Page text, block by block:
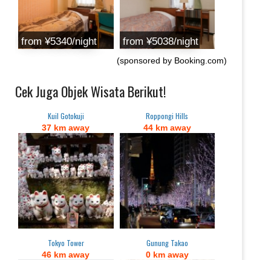
from ¥5340/night from ¥5038/night
(sponsored by Booking.com)
Cek Juga Objek Wisata Berikut!
Kuil Gotokuji
37 km away
Roppongi Hills
44 km away
Tokyo Tower
46 km away
Gunung Takao
0 km away